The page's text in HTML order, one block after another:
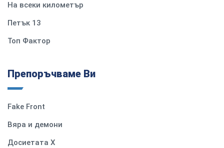
На всеки километър
Петък 13
Топ Фактор
Препоръчваме Ви
Fake Front
Вяра и демони
Досиетата Х